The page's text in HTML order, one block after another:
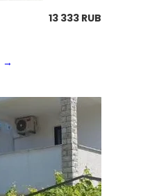
13 333 RUB
→